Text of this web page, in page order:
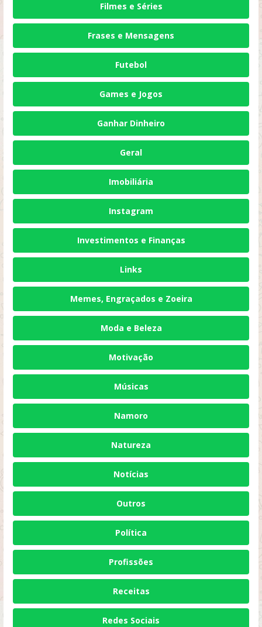
Filmes e Séries
Frases e Mensagens
Futebol
Games e Jogos
Ganhar Dinheiro
Geral
Imobiliária
Instagram
Investimentos e Finanças
Links
Memes, Engraçados e Zoeira
Moda e Beleza
Motivação
Músicas
Namoro
Natureza
Notícias
Outros
Política
Profissões
Receitas
Redes Sociais